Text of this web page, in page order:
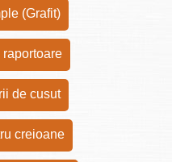
(Grafit)
raportoare
de cusut
creioane